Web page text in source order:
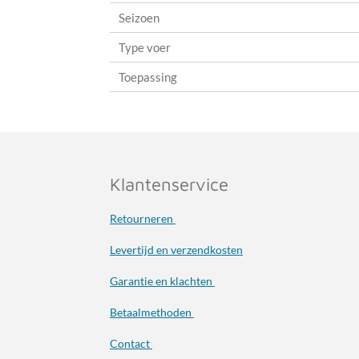
Seizoen
Type voer
Toepassing
Klantenservice
Retourneren
Levertijd en verzendkosten
Garantie en klachten
Betaalmethoden
Contact